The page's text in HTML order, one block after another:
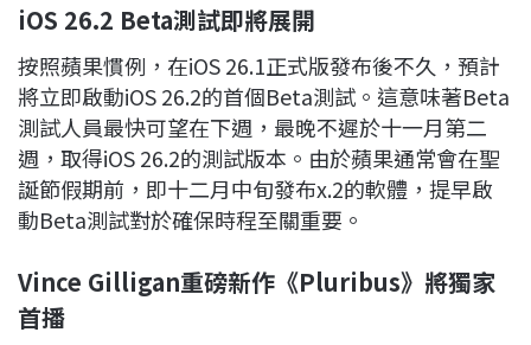
iOS 26.2 Beta測試即將展開
按照蘋果慣例，在iOS 26.1正式版發布後不久，預計
將立即啟動iOS 26.2的首個Beta測試。這意味著Beta
測試人員最快可望在下週，最晚不遲於十一月第二
週，取得iOS 26.2的測試版本。由於蘋果通常會在聖
誕節假期前，即十二月中旬發布x.2的軟體，提早啟
動Beta測試對於確保時程至關重要。
Vince Gilligan重磅新作《Pluribus》將獨家
首播